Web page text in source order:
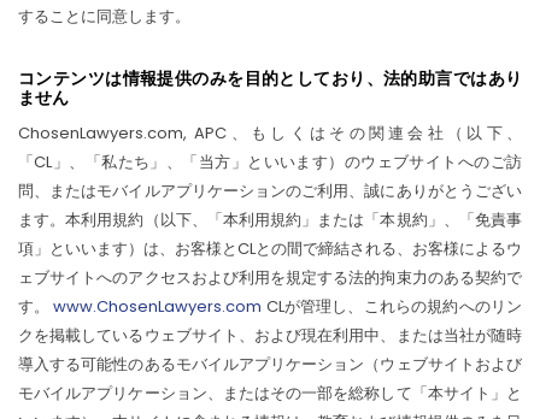
することに同意します。
コンテンツは情報提供のみを目的としており、法的助言ではあり
ません
ChosenLawyers.com, APC、もしくはその関連会社（以下、
「CL」、「私たち」、「当方」といいます）のウェブサイトへのご訪
問、またはモバイルアプリケーションのご利用、誠にありがとうござい
ます。本利用規約（以下、「本利用規約」または「本規約」、「免責事
項」といいます）は、お客様とCLとの間で締結される、お客様によるウ
ェブサイトへのアクセスおよび利用を規定する法的拘束力のある契約で
す。www.ChosenLawyers.com CLが管理し、これらの規約へのリン
クを掲載しているウェブサイト、および現在利用中、または当社が随時
導入する可能性のあるモバイルアプリケーション（ウェブサイトおよび
モバイルアプリケーション、またはその一部を総称して「本サイト」と